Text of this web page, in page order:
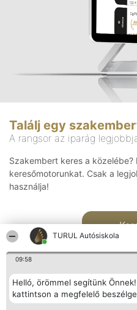
TURUL Autósiskola
09:58
Helló, örömmel segítünk
kattintson a megfelelő
Találj egy
A rangsor az iparág
Szakembert keres a közelébe?
keresőmotorunkat. Csak a
használja!